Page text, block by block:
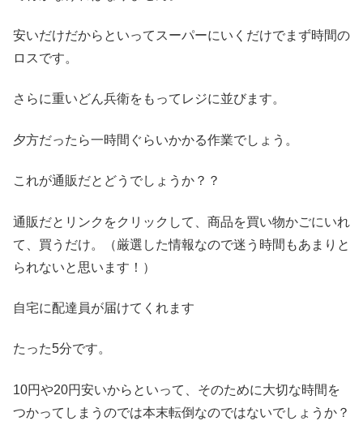
安いだけだからといってスーパーにいくだけでまず時間の
ロスです。
さらに重いどん兵衛をもってレジに並びます。
夕方だったら一時間ぐらいかかる作業でしょう。
これが通販だとどうでしょうか？？
通販だとリンクをクリックして、商品を買い物かごにいれ
て、買うだけ。（厳選した情報なので迷う時間もあまりと
られないと思います！ ）
自宅に配達員が届けてくれます
たった5分です。
10円や20円安いからといって、そのために大切な時間を
つかってしまうのでは本末転倒なのではないでしょうか？